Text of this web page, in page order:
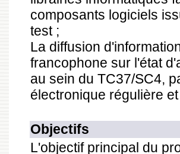
composants logiciels
test ;
La diffusion
francophone sur l'état
au sein du TC37/SC4,
électronique régulière
Objectifs
L'objectif principal du